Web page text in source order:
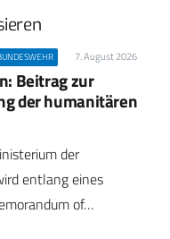
7. August 2026
Beitrag zur
der humanitären
der
entlang eines
of…